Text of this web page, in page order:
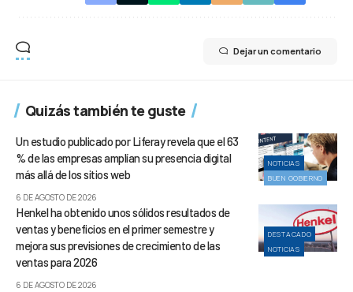
Dejar un comentario
Quizás también te guste
NOTICIAS
BUEN GOBIERNO
Un estudio publicado por Liferay revela que el 63
% de las empresas amplían su presencia digital
más allá de los sitios web
6 DE AGOSTO DE 2026
DESTACADO
NOTICIAS
Henkel ha obtenido unos sólidos resultados de
ventas y beneficios en el primer semestre y
mejora sus previsiones de crecimiento de las
ventas para 2026
6 DE AGOSTO DE 2026